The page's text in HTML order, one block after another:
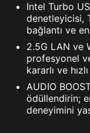
Intel Turbo
denetleyicisi,
bağlantı ve
2.5G LAN ve
profesyonel
kararlı ve
AUDIO
ödüllendirin;
deneyimini